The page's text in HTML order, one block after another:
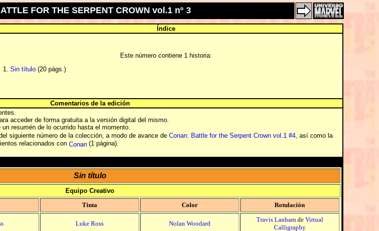
FOR THE SERPENT CROWN vol.1 nº 3
Índice
Este número contiene 1 historia:
Sin título (20 págs.)
Comentarios de la edición
acceder de forma gratuita a la versión digital del mismo.
resumén de lo ocurrido hasta el momento.
siguiente número de la colección, a modo de avance de Conan: Battle for the Serpent Crown vol.1 #4, así como la
relacionados con Conan(1 página).
Sin título
Equipo Creativo
Tinta Color Rotulación
Luke Ross Nolan Woodard
Travis Lanhamde Virtual
Calligraphy